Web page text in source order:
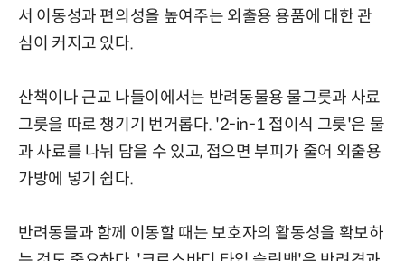
서 이동성과 편의성을 높여주는 외출용 용품에 대한 관
심이 커지고 있다.
산책이나 근교 나들이에서는 반려동물용 물그릇과 사료
그릇을 따로 챙기기 번거롭다. '2-in-1 접이식 그릇'은 물
과 사료를 나눠 담을 수 있고, 접으면 부피가 줄어 외출용
가방에 넣기 쉽다.
반려동물과 함께 이동할 때는 보호자의 활동성을 확보하